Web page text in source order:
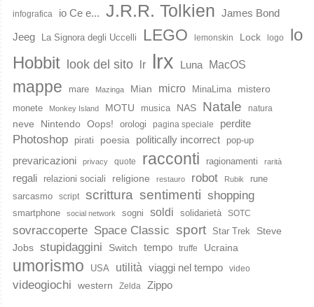
infografica io Ce e... J.R.R. Tolkien James Bond
Jeeg La Signora degli Uccelli LEGO lemonskin Lock logo
lo
Hobbit
look del sito lr lrx Luna MacOS
mappe mare Mazinga Mian micro MinaLima mistero
monete Monkey Island MOTU musica NAS Natale natura
neve Nintendo Oops! orologi pagina speciale perdite
Photoshop pirati poesia politically incorrect pop-up
prevaricazioni privacy quote racconti ragionamenti rarità
regali relazioni sociali religione restauro robot Rubik
rune
sarcasmo
script scrittura sentimenti shopping
smartphone social network sogni soldi solidarietà SOTC
sovraccoperte Space Classic sport Star Trek
Steve
Jobs stupidaggini Switch tempo truffe Ucraina
umorismo USA utilità viaggi nel tempo video
videogiochi western Zelda Zippo